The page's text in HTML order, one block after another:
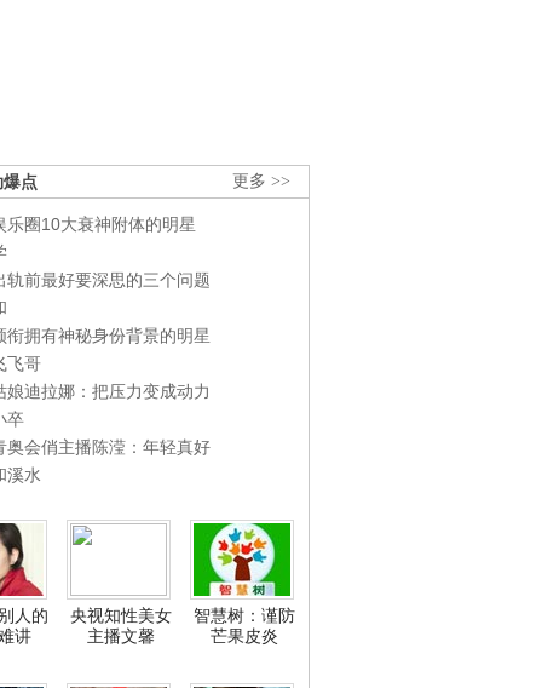
更多 >>
爆点
乐圈10大衰神附体的明星
轨前最好要深思的三个问题
衔拥有神秘身份背景的明星
飞哥
娘迪拉娜：把压力变成动力
卒
奥会俏主播陈滢：年轻真好
溪水
人的
讲
央视知性美女
主播文馨
智慧树：谨防
芒果皮炎